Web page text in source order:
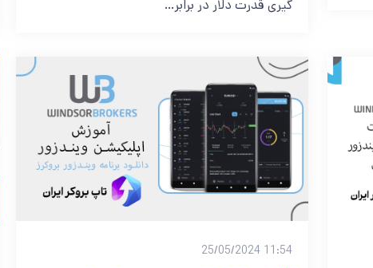
گیری قدرت دلار در برابر…
11:54 25/05/2024